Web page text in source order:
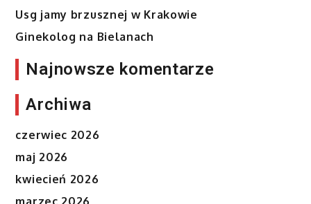
Usg jamy brzusznej w Krakowie
Ginekolog na Bielanach
Najnowsze komentarze
Archiwa
czerwiec 2026
maj 2026
kwiecień 2026
marzec 2026